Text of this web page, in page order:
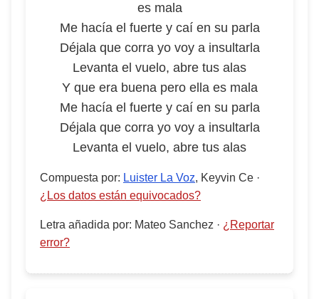
es mala
Me hacía el fuerte y caí en su parla
Déjala que corra yo voy a insultarla
Levanta el vuelo, abre tus alas
Y que era buena pero ella es mala
Me hacía el fuerte y caí en su parla
Déjala que corra yo voy a insultarla
Levanta el vuelo, abre tus alas
Compuesta por: Luister La Voz, Keyvin Ce ·
¿Los datos están equivocados?
Letra añadida por: Mateo Sanchez · ¿Reportar
error?